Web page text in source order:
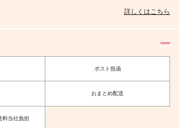
詳しくはこちら
ポスト投函
おまとめ配送
料当社負担